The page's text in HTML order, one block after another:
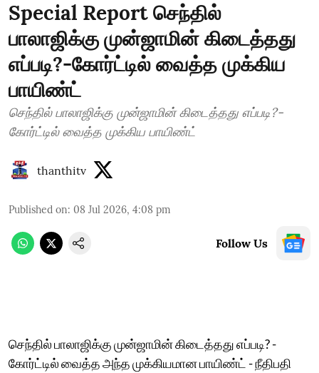
Special Report செந்தில்
பாலாஜிக்கு முன்ஜாமின் கிடைத்தது
எப்படி?-கோர்ட்டில் வைத்த முக்கிய
பாயிண்ட்
செந்தில் பாலாஜிக்கு முன்ஜாமின் கிடைத்தது எப்படி?-
கோர்ட்டில் வைத்த முக்கிய பாயிண்ட்
thanthitv
Published on: 08 Jul 2026, 4:08 pm
Follow Us
செந்தில் பாலாஜிக்கு முன்ஜாமின் கிடைத்தது எப்படி? -
கோர்ட்டில் வைத்த அந்த முக்கியமான பாயிண்ட் - நீதிபதி